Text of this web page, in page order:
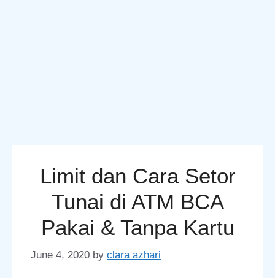
Limit dan Cara Setor
Tunai di ATM BCA
Pakai & Tanpa Kartu
June 4, 2020 by clara azhari